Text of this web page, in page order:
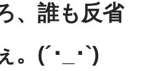
、誰も反省
。(´･_･`)